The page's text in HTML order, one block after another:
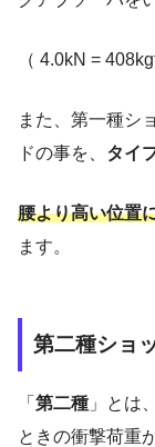
（ 4.0kN = 408kgf
また、第一種シ
ドの事を、 タイ
腰より高い位置
ます。
第二種ショ
「 第二種 」とは
ときの衝撃荷重